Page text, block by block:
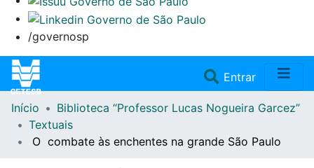
/governosp
Entrar(current)
Home
Início
Biblioteca “Professor Lucas Nogueira Garcez”
Textuais
O combate às enchentes na grande São Paulo